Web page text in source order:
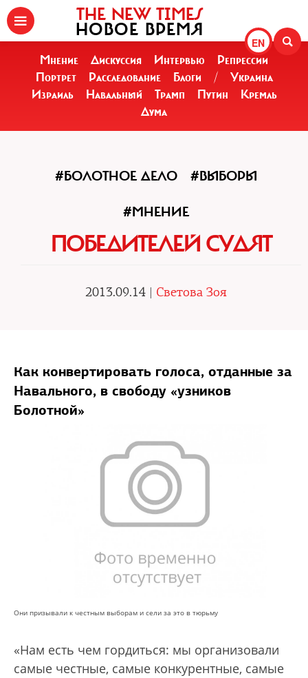
EN
THE NEW TIMES
НОВОЕ ВРЕМЯ
Мнение Дискуссия Интервью
Репрессии
Портрет
Расследование Блоги /
Украина
Израиль
Навальный Трамп Путин
Кремль
Дума
#БОЛОТНОЕ ДЕЛО #ВЫБОРЫ
#МНЕНИЕ
ПОБЕДИТЕЛЕЙ СУДЯТ
2013.09.14 | Светова Зоя
Как конвертировать голоса, отданные за
Навального, в свободу «узников
Болотной»
Они призывали к честным выборам и сели за это в тюрьму
«Нам есть чем гордиться: мы организовали
самые честные, самые конкурентные, самые